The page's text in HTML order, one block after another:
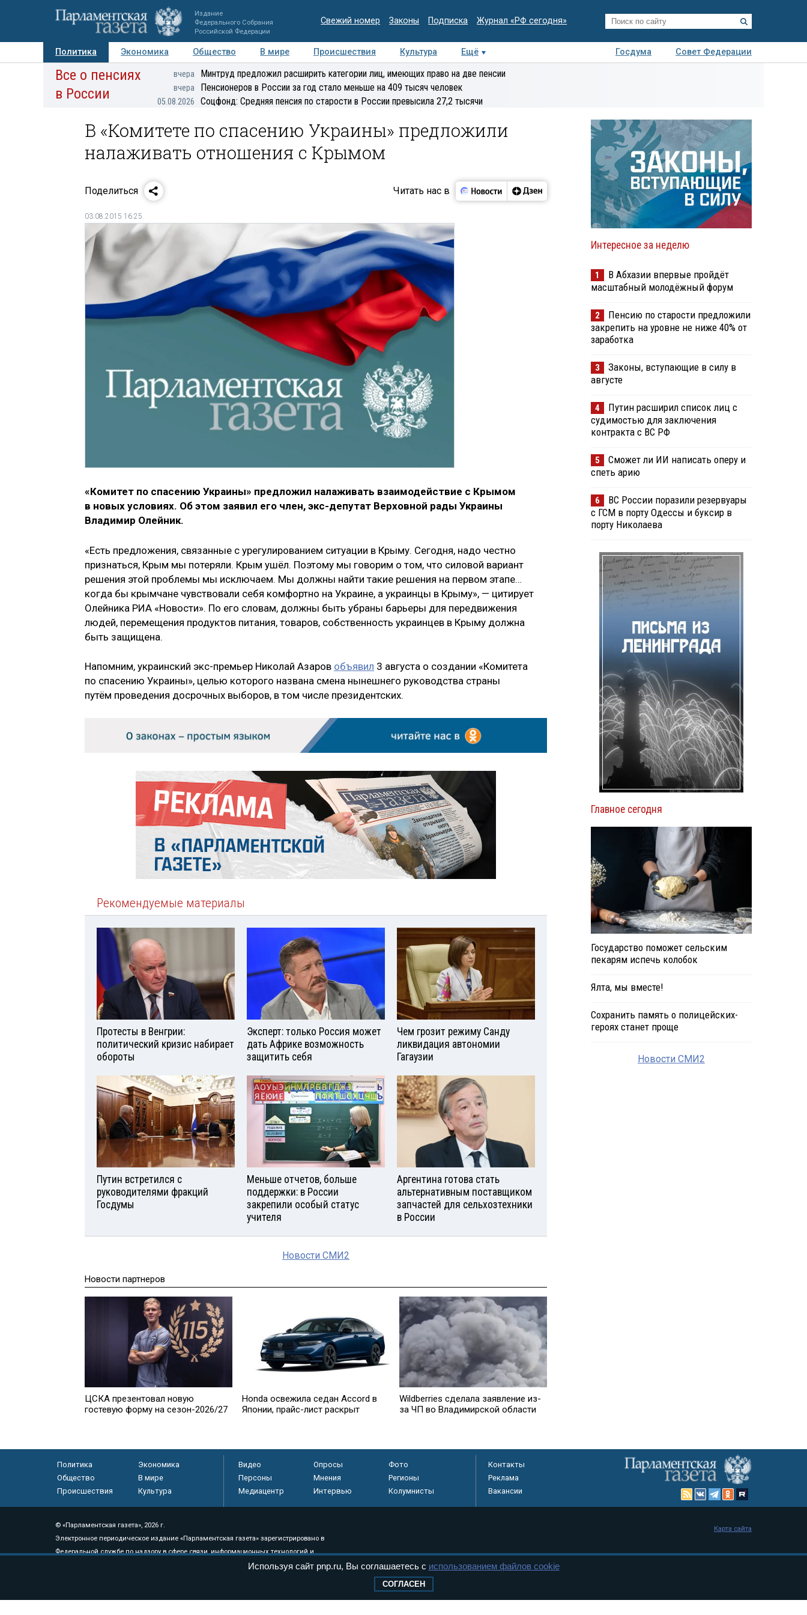
Издание
Федерального Собрания
Российской Федерации
Свежий номер Законы Подписка Журнал «РФ сегодня»
Политика Экономика Общество В мире Происшествия Культура Ещё Госдума
Совет Федерации
Авторы Персоны Мнения Регионы Медиацентр Интервью Колумнисты
Деловая
Все о пенсиях
в России
вчера Минтруд предложил расширить категории лиц, имеющих право на две пенсии
вчера Пенсионеров в России за год стало меньше на 409 тысяч человек
05.08.2026 Соцфонд: Средняя пенсия по старости в России превысила 27,2 тысячи
В «Комитете по спасению Украины» предложили
налаживать отношения с Крымом
Поделиться Читать нас в
03.08.2015 16:25
«Комитет по спасению Украины» предложил налаживать взаимодействие с Крымом
в новых условиях. Об этом заявил его член, экс-депутат Верховной рады Украины
Владимир Олейник.
«Есть предложения, связанные с урегулированием ситуации в Крыму. Сегодня, надо честно
признаться, Крым мы потеряли. Крым ушёл. Поэтому мы говорим о том, что силовой вариант
решения этой проблемы мы исключаем. Мы должны найти такие решения на первом этапе…
когда бы крымчане чувствовали себя комфортно на Украине, а украинцы в Крыму», — цитирует
Олейника РИА «Новости». По его словам, должны быть убраны барьеры для передвижения
людей, перемещения продуктов питания, товаров, собственность украинцев в Крыму должна
быть защищена.
Напомним, украинский экс-премьер Николай Азаров объявил 3 августа о создании «Комитета
по спасению Украины», целью которого названа смена нынешнего руководства страны
путём проведения досрочных выборов, в том числе президентских.
Рекомендуемые материалы
Протесты в Венгрии:
политический кризис набирает
обороты
Эксперт: только Россия может
дать Африке возможность
защитить себя
Чем грозит режиму Санду
ликвидация автономии
Гагаузии
Путин встретился с
руководителями фракций
Госдумы
Меньше отчетов, больше
поддержки: в России
закрепили особый статус
учителя
Аргентина готова стать
альтернативным поставщиком
запчастей для сельхозтехники
в России
Новости СМИ2
Новости партнеров
ЦСКА презентовал новую
гостевую форму на сезон-2026/27
Honda освежила седан Accord в
Японии, прайс-лист раскрыт
Wildberries cделала заявление из-
за ЧП во Владимирской области
Интересное за неделю
1
В Абхазии впервые пройдёт
масштабный молодёжный форум
2
Пенсию по старости предложили
закрепить на уровне не ниже 40% от
заработка
3
Законы, вступающие в силу в
августе
4
Путин расширил список лиц с
судимостью для заключения
контракта с ВС РФ
5
Сможет ли ИИ написать оперу и
спеть арию
6
ВС России поразили резервуары
с ГСМ в порту Одессы и буксир в
порту Николаева
Главное сегодня
Государство поможет сельским
пекарям испечь колобок
Ялта, мы вместе!
Сохранить память о полицейских-
героях станет проще
Новости СМИ2
Политика
Экономика
Общество
В мире
Происшествия
Культура
Видео Опросы
Фото
Персоны
Мнения
Регионы
Медиацентр
Интервью Колумнисты
Контакты
Реклама
Вакансии
© «Парламентская газета», 2026 г.
Электронное периодическое издание «Парламентская газета» зарегистрировано в
Федеральной службе по надзору в сфере связи, информационных технологий и
массовых коммуникаций (Роскомнадзор) 05 августа 2011 года. 18+
Карта сайта
Используя сайт pnp.ru, Вы соглашаетесь с использованием файлов cookie
СОГЛАСЕН